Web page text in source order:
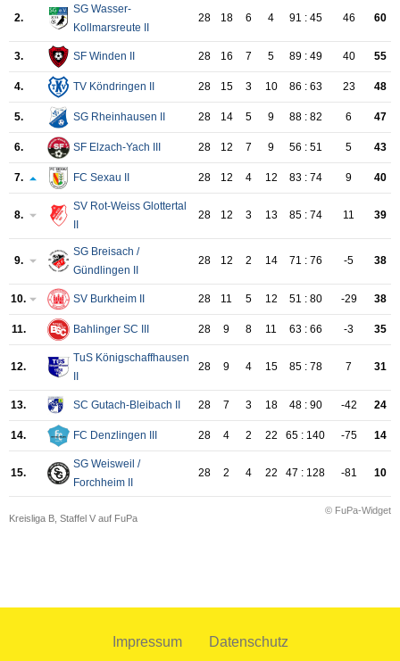
2.
SG Wasser-
Kollmarsreute II
28 18 6 4 91 : 45 46 60
3. SF Winden II 28 16 7 5 89 : 49 40 55
4. TV Köndringen II 28 15 3 10 86 : 63 23 48
5. SG Rheinhausen II 28 14 5 9 88 : 82 6 47
6. SF Elzach-Yach III 28 12 7 9 56 : 51 5 43
7. FC Sexau II 28 12 4 12 83 : 74 9 40
8.
SV Rot-Weiss Glottertal
II
28 12 3 13 85 : 74 11 39
9.
SG Breisach /
Gündlingen II
28 12 2 14 71 : 76 -5 38
10. SV Burkheim II 28 11 5 12 51 : 80 -29 38
11. Bahlinger SC III 28 9 8 11 63 : 66 -3 35
12.
TuS Königschaffhausen
II
28 9 4 15 85 : 78 7 31
13. SC Gutach-Bleibach II 28 7 3 18 48 : 90 -42 24
14. FC Denzlingen III 28 4 2 22 65 : 140 -75 14
15.
SG Weisweil /
Forchheim II
28 2 4 22 47 : 128 -81 10
© FuPa-Widget
Kreisliga B, Staffel V auf FuPa
Impressum Datenschutz